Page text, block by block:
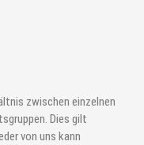
zwischen einzelnen
Dies gilt
von uns kann